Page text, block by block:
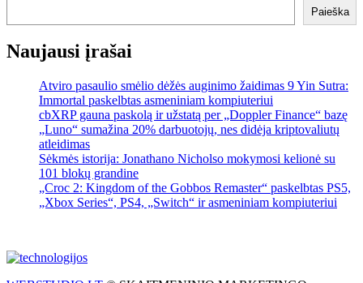
Paieška
Naujausi įrašai
Atviro pasaulio smėlio dėžės auginimo žaidimas 9 Yin Sutra:
Immortal paskelbtas asmeniniam kompiuteriui
cbXRP gauna paskolą ir užstatą per „Doppler Finance“ bazę
„Luno“ sumažina 20% darbuotojų, nes didėja kriptovaliutų
atleidimas
Sėkmės istorija: Jonathano Nicholso mokymosi kelionė su
101 blokų grandine
„Croc 2: Kingdom of the Gobbos Remaster“ paskelbtas PS5,
„Xbox Series“, PS4, „Switch“ ir asmeniniam kompiuteriui